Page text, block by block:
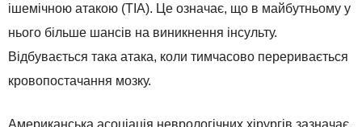
ішемічною атакою (ТІА). Це означає, що в майбутньому у
нього більше шансів на виникнення інсульту.
Відбувається така атака, коли тимчасово переривається
кровопостачання мозку.